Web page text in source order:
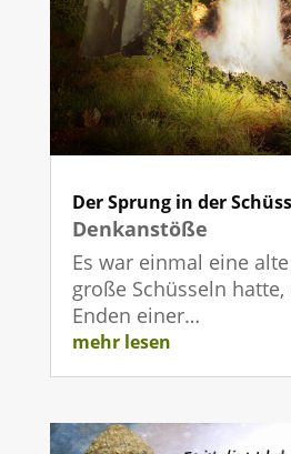
Der Sprung in der
Denkanstöße
Es war einmal eine
große Schüsseln
Enden einer…
mehr lesen